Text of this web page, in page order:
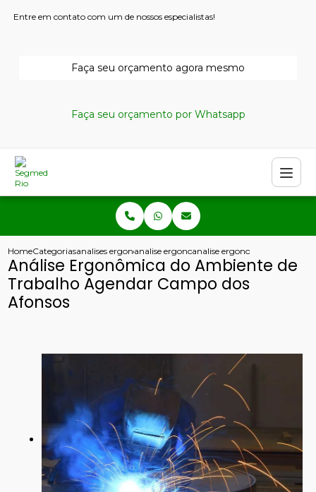
Entre em contato com um de nossos especialistas!
Faça seu orçamento agora mesmo
Faça seu orçamento por Whatsapp
HomeCategoriasanalises ergonomicasanalise ergonomica rio de janeiro
analise ergonomica do
Análise Ergonômica do Ambiente de
Trabalho Agendar Campo dos
Afonsos